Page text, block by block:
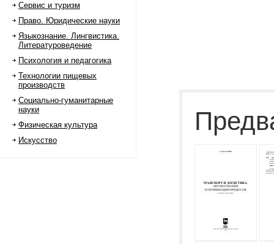
Сервис и туризм
Право. Юридические науки
Языкознание. Лингвистика.
Литературоведение
Психология и педагогика
Технологии пищевых
производств
Социально-гуманитарные
науки
Физическая культура
Искусство